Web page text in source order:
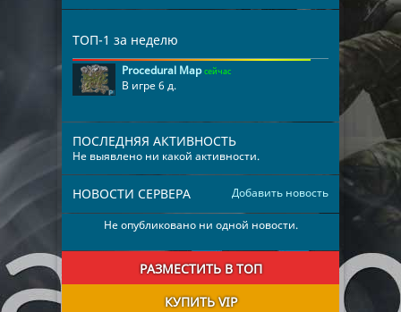
ТОП-1 за неделю
Procedural Map сейчас
В игре 6 д.
ПОСЛЕДНЯЯ АКТИВНОСТЬ
Не выявлено ни какой активности.
Добавить новость
НОВОСТИ СЕРВЕРА
Не опубликовано ни одной новости.
РАЗМЕСТИТЬ В ТОП
КУПИТЬ VIP